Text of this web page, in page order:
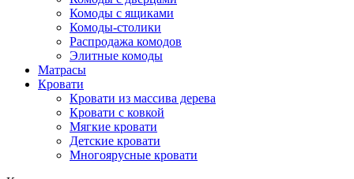
Комоды с ящиками
Комоды-столики
Распродажа комодов
Элитные комоды
Матрасы
Кровати
Кровати из массива дерева
Кровати с ковкой
Мягкие кровати
Детские кровати
Многоярусные кровати